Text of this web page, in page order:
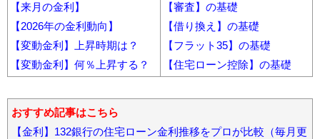
【来月の金利】
【2026年の金利動向】
【変動金利】上昇時期は？
【変動金利】何％上昇する？
【審査】の基礎
【借り換え】の基礎
【フラット35】の基礎
【住宅ローン控除】の基礎
おすすめ記事はこちら
【金利】132銀行の住宅ローン金利推移をプロが比較（毎月更